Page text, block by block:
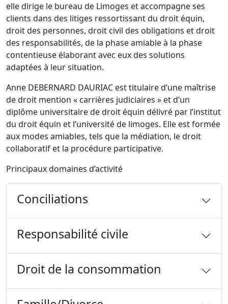
elle dirige le bureau de Limoges et accompagne ses
clients dans des litiges ressortissant du droit équin,
droit des personnes, droit civil des obligations et droit
des responsabilités, de la phase amiable à la phase
contentieuse élaborant avec eux des solutions
adaptées à leur situation.
Anne DEBERNARD DAURIAC est titulaire d’une maîtrise
de droit mention « carrières judiciaires » et d’un
diplôme universitaire de droit équin délivré par l’institut
du droit équin et l’université de limoges. Elle est formée
aux modes amiables, tels que la médiation, le droit
collaboratif et la procédure participative.
Principaux domaines d’activité
Conciliations
Responsabilité civile
Droit de la consommation